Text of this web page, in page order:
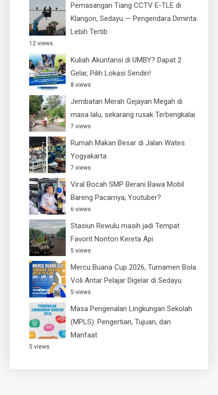
Pemasangan Tiang CCTV E-TLE di
Klangon, Sedayu — Pengendara Diminta
Lebih Tertib
12 views
Kuliah Akuntansi di UMBY? Dapat 2
Gelar, Pilih Lokasi Sendiri!
8 views
Jembatan Merah Gejayan Megah di
masa lalu, sekarang rusak Terbengkalai
7 views
Rumah Makan Besar di Jalan Wates
Yogyakarta
7 views
Viral Bocah SMP Berani Bawa Mobil
Bareng Pacarnya, Youtuber?
6 views
Stasiun Rewulu masih jadi Tempat
Favorit Nonton Kereta Api
5 views
Mercu Buana Cup 2026, Turnamen Bola
Voli Antar Pelajar Digelar di Sedayu
5 views
Masa Pengenalan Lingkungan Sekolah
(MPLS): Pengertian, Tujuan, dan
Manfaat
5 views